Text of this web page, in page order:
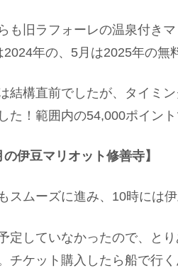
も旧ラフォーレの温泉付きマ
2024年の、5月は2025年の無
結構直前でしたが、タイミ
た！範囲内の54,000ポイント
の伊豆マリオット修善寺】
スムーズに進み、10時には伊
定していなかったので、と
チケット購入したら船で行